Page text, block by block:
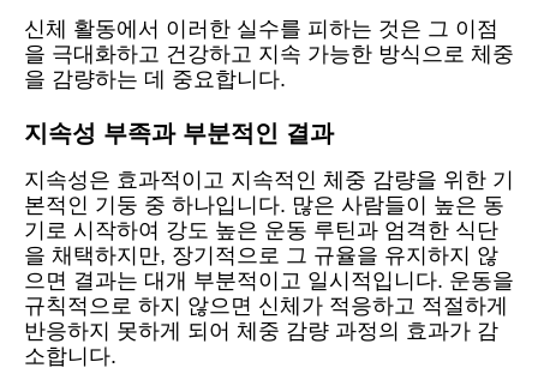
신체 활동에서 이러한 실수를 피하는 것은 그 이점
을 극대화하고 건강하고 지속 가능한 방식으로 체중
을 감량하는 데 중요합니다.
지속성 부족과 부분적인 결과
지속성은 효과적이고 지속적인 체중 감량을 위한 기
본적인 기둥 중 하나입니다. 많은 사람들이 높은 동
기로 시작하여 강도 높은 운동 루틴과 엄격한 식단
을 채택하지만, 장기적으로 그 규율을 유지하지 않
으면 결과는 대개 부분적이고 일시적입니다. 운동을
규칙적으로 하지 않으면 신체가 적응하고 적절하게
반응하지 못하게 되어 체중 감량 과정의 효과가 감
소합니다.